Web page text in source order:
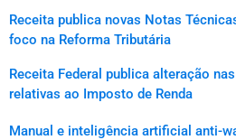
Receita publica novas Notas
foco na Reforma Tributária
Receita Federal publica alteração
relativas ao Imposto de Renda
Manual e inteligência artificial anti-